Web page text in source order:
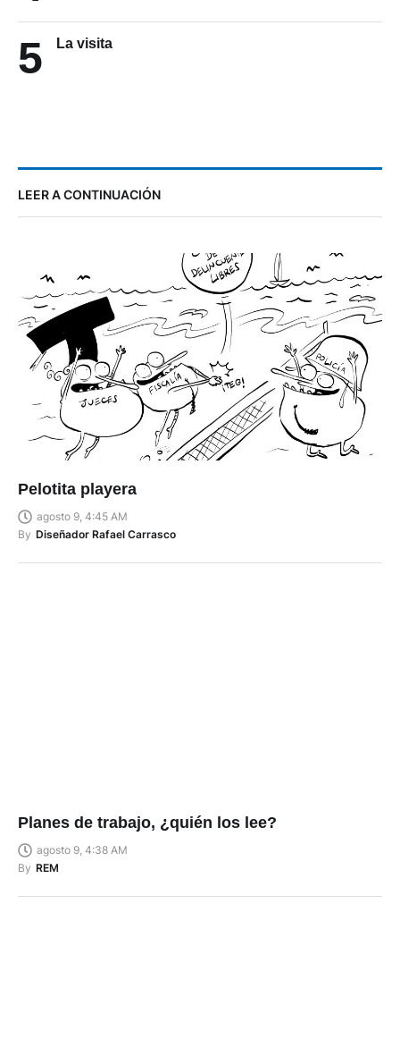
5 La visita
LEER A CONTINUACIÓN
Pelotita playera
agosto 9, 4:45 AM
By Diseñador Rafael Carrasco
Planes de trabajo, ¿quién los lee?
agosto 9, 4:38 AM
By REM